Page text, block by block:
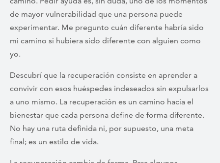
de mayor vulnerabilidad que una persona puede
experimentar. Me pregunto cuán diferente habría sido
mi camino si hubiera sido diferente con alguien como
yo.
Descubrí que la recuperación consiste en aprender a
convivir con esos huéspedes indeseados sin expulsarlos
a uno mismo. La recuperación es un camino hacia el
bienestar que cada persona define de forma diferente.
No hay una ruta definida ni, por supuesto, una meta
final; es un estilo de vida.